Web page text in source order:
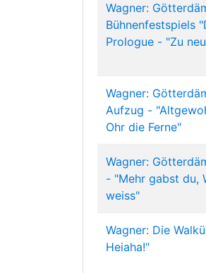
Wagner:
Bühnenfestspiels
Prologue - "Zu
Wagner:
Aufzug -
Ohr die Ferne"
Wagner:
- "Mehr gabst du,
weiss"
Wagner: Die
Heiaha!"